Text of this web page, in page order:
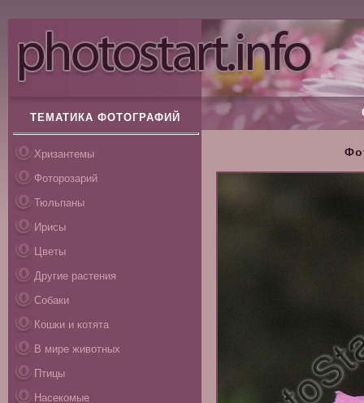
ТЕМАТИКА ФОТОГРАФИЙ
Хризантемы
Фоторозарий
Тюльпаны
Ирисы
Цветы
Другие растения
Собаки
Кошки и котята
В мире животных
Птицы
Насекомые